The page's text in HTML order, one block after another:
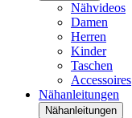
Nähvideos
Damen
Herren
Kinder
Taschen
Accessoires
Nähanleitungen
Nähanleitungen